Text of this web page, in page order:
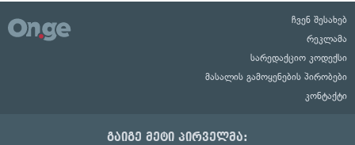
ჩვენ შესახებ
რეკლამა
სარედაქციო კოდექსი
მასალის გამოყენების პირობები
კონტაქტი
გაიგე მეტი პირველმა: